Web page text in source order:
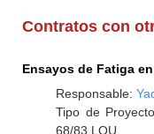
Contratos con
Ensayos de Fatiga
Responsable:
Tipo de
68/83 LOU